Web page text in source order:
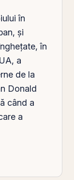
în
şi
în
a
de la
Donald
când a
a